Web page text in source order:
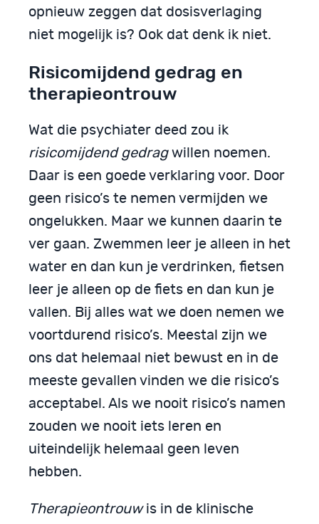
opnieuw zeggen dat dosisverlaging
niet mogelijk is? Ook dat denk ik niet.
Risicomijdend gedrag en
therapieontrouw
Wat die psychiater deed zou ik
risicomijdend gedragwillen noemen.
Daar is een goede verklaring voor. Door
geen risico’s te nemen vermijden we
ongelukken. Maar we kunnen daarin te
ver gaan. Zwemmen leer je alleen in het
water en dan kun je verdrinken, fietsen
leer je alleen op de fiets en dan kun je
vallen. Bij alles wat we doen nemen we
voortdurend risico’s. Meestal zijn we
ons dat helemaal niet bewust en in de
meeste gevallen vinden we die risico’s
acceptabel. Als we nooit risico’s namen
zouden we nooit iets leren en
uiteindelijk helemaal geen leven
hebben.
Therapieontrouwis in de klinische